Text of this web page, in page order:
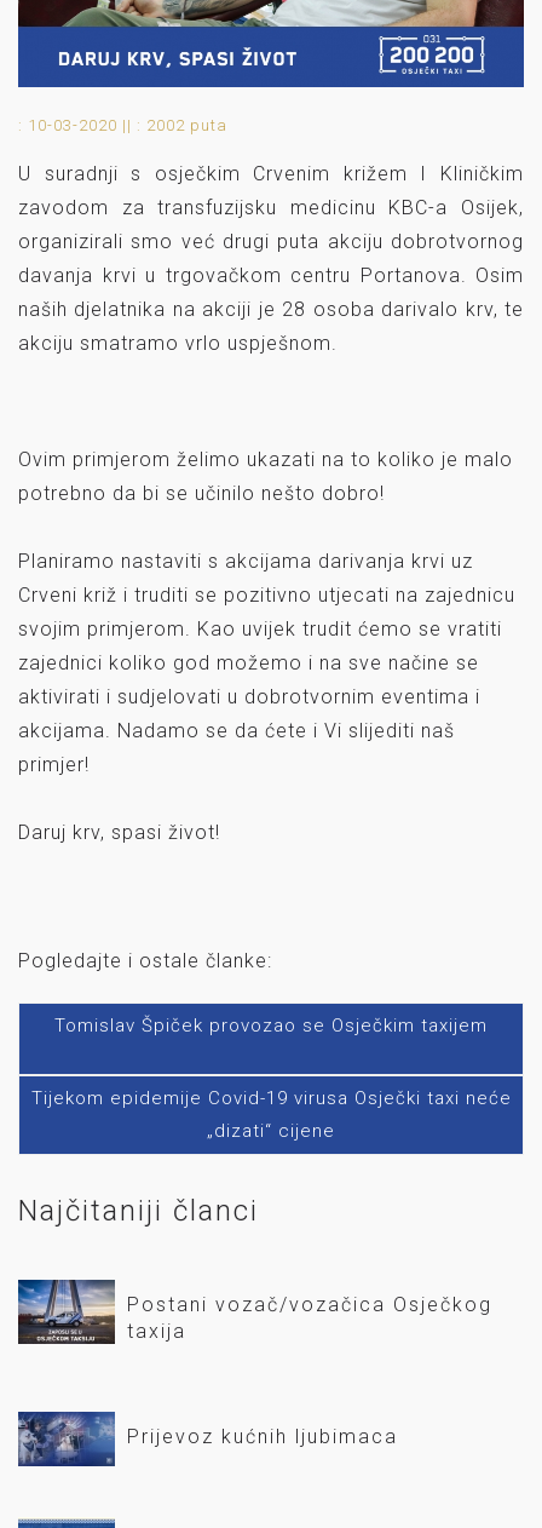
: 10-03-2020 || : 2002 puta
U suradnji s osječkim Crvenim križem I Kliničkim
zavodom za transfuzijsku medicinu KBC-a Osijek,
organizirali smo već drugi puta akciju dobrotvornog
davanja krvi u trgovačkom centru Portanova. Osim
naših djelatnika na akciji je 28 osoba darivalo krv, te
akciju smatramo vrlo uspješnom.
Ovim primjerom želimo ukazati na to koliko je malo
potrebno da bi se učinilo nešto dobro!
Planiramo nastaviti s akcijama darivanja krvi uz
Crveni križ i truditi se pozitivno utjecati na zajednicu
svojim primjerom. Kao uvijek trudit ćemo se vratiti
zajednici koliko god možemo i na sve načine se
aktivirati i sudjelovati u dobrotvornim eventima i
akcijama. Nadamo se da ćete i Vi slijediti naš
primjer!
Daruj krv, spasi život!
Pogledajte i ostale članke:
Tomislav Špiček provozao se Osječkim taxijem
Tijekom epidemije Covid-19 virusa Osječki taxi neće
„dizati“ cijene
Najčitaniji članci
Postani vozač/vozačica Osječkog
taxija
Prijevoz kućnih ljubimaca